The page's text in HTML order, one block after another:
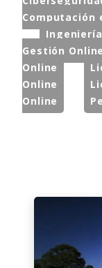
Computación
Gestión Online
Online
Online
Online